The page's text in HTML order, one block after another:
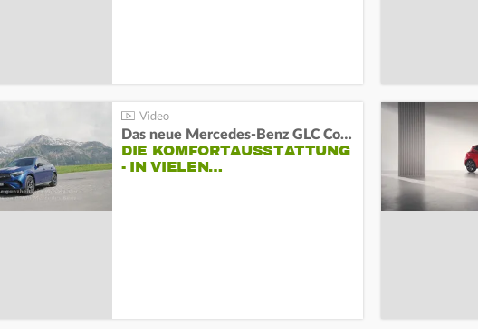
Das neue Mercedes-Benz GLC Coupé
DIE KOMFORTAUSSTATTUNG
- IN VIELEN…